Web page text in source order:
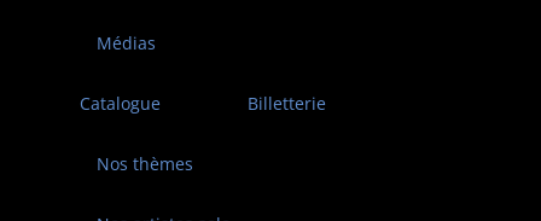
Médias
Catalogue
Nos thèmes
Billetterie